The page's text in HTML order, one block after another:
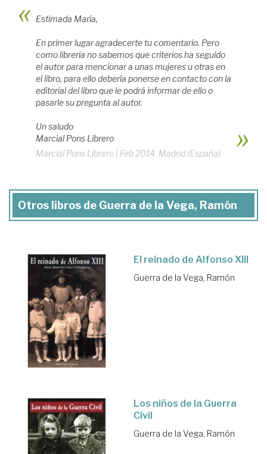
Estimada María,
En primer lugar agradecerte tu comentario. Pero
como librería no sabemos que criterios ha seguido
el autor para mencionar a unas mujeres u otras en
el libro, para ello debería ponerse en contacto con la
editorial del libro que le podrá informar de ello o
pasarle su pregunta al autor.
Un saludo
Marcial Pons Librero
Marcial Pons Librero | Feb 2014. Madrid (España)
Otros libros de Guerra de la Vega, Ramón
El reinado de Alfonso XIII
Guerra de la Vega, Ramón
Los niños de la Guerra
Civil
Guerra de la Vega, Ramón